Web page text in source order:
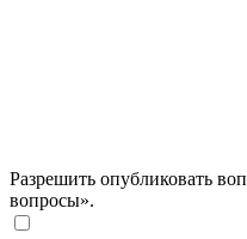
Разрешить опубликовать
вопросы».